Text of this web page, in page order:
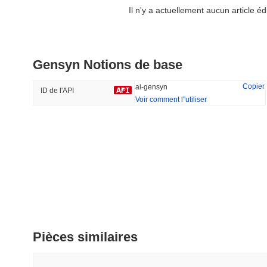
#549
35.65%
#546
Il n'y a actuellement aucun article
Gensyn Notions de base
ID de l'API ai-gensyn
Copier
Voir comment l''utiliser
Pièces similaires